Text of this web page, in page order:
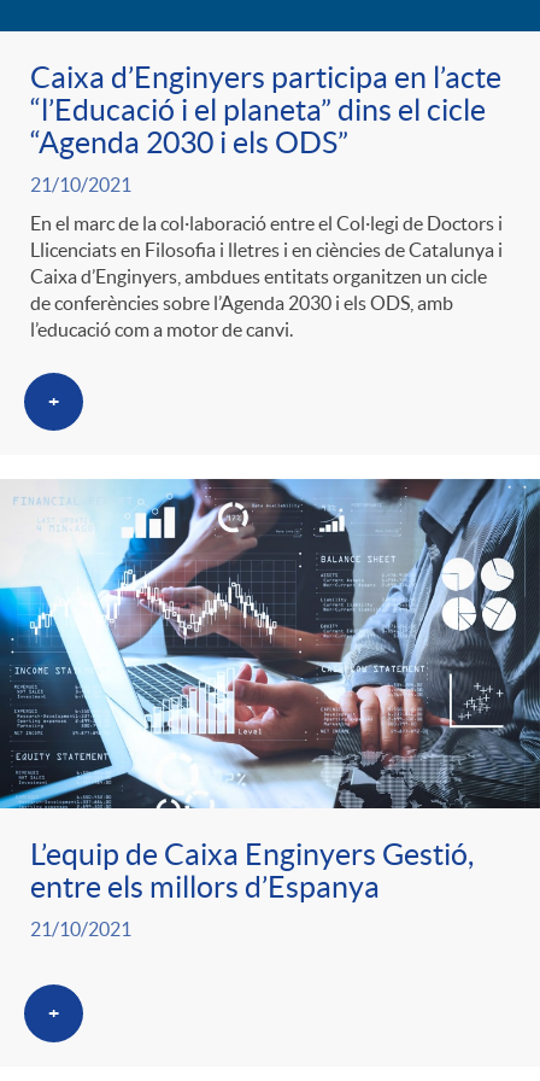
Caixa d’Enginyers participa en l’acte
“l’Educació i el planeta” dins el cicle
“Agenda 2030 i els ODS”
21/10/2021
En el marc de la col·laboració entre el Col·legi de Doctors i
Llicenciats en Filosofia i lletres i en ciències de Catalunya i
Caixa d’Enginyers, ambdues entitats organitzen un cicle
de conferències sobre l’Agenda 2030 i els ODS, amb
l’educació com a motor de canvi.
+
L’equip de Caixa Enginyers Gestió,
entre els millors d’Espanya
21/10/2021
+